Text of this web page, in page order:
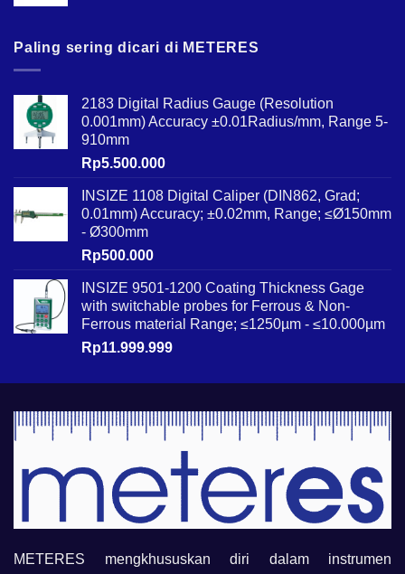
Paling sering dicari di METERES
2183 Digital Radius Gauge (Resolution
0.001mm) Accuracy ±0.01Radius/mm, Range 5-
910mm
Rp5.500.000
INSIZE 1108 Digital Caliper (DIN862, Grad;
0.01mm) Accuracy; ±0.02mm, Range; ≤Ø150mm
- Ø300mm
Rp500.000
INSIZE 9501-1200 Coating Thickness Gage
with switchable probes for Ferrous & Non-
Ferrous material Range; ≤1250µm - ≤10.000µm
Rp11.999.999
METERES mengkhususkan diri dalam instrumen